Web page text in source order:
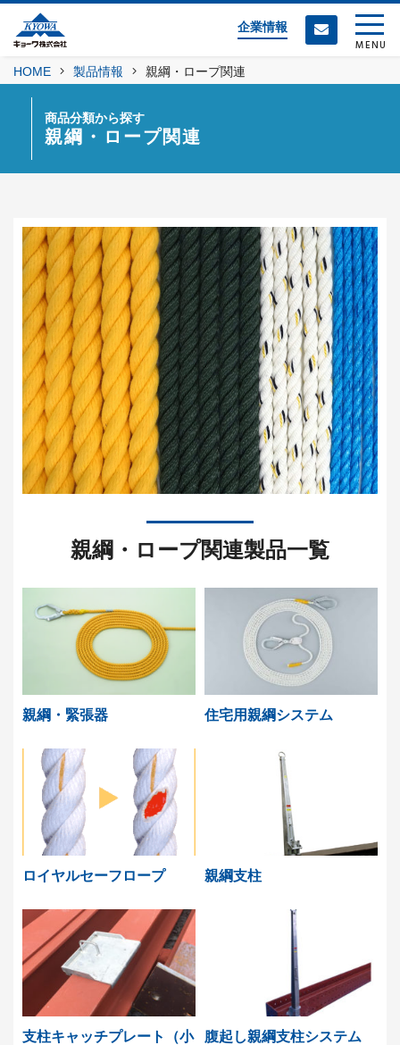
企業情報
MENU
HOME 製品情報 親綱・ロープ関連
商品分類から探す
親綱・ロープ関連
親綱・ロープ関連製品一覧
親綱・緊張器 住宅用親綱システム
ロイヤルセーフロープ 親綱支柱
支柱キャッチプレート（小
腹起し親綱支柱システム